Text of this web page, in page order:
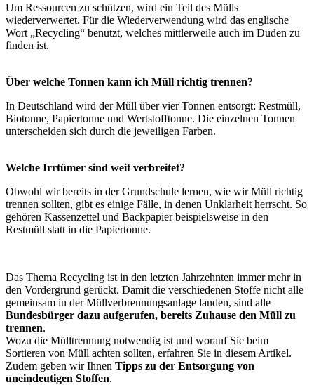
Um Ressourcen zu schützen, wird ein Teil des Mülls
wiederverwertet. Für die Wiederverwendung wird das englische
Wort „Recycling“ benutzt, welches mittlerweile auch im Duden zu
finden ist.
Über welche Tonnen kann ich Müll richtig trennen?
In Deutschland wird der Müll über vier Tonnen entsorgt: Restmüll,
Biotonne, Papiertonne und Wertstofftonne. Die einzelnen Tonnen
unterscheiden sich durch die jeweiligen Farben.
Welche Irrtümer sind weit verbreitet?
Obwohl wir bereits in der Grundschule lernen, wie wir Müll richtig
trennen sollten, gibt es einige Fälle, in denen Unklarheit herrscht. So
gehören Kassenzettel und Backpapier beispielsweise in den
Restmüll statt in die Papiertonne.
Das Thema Recycling ist in den letzten Jahrzehnten immer mehr in
den Vordergrund gerückt. Damit die verschiedenen Stoffe nicht alle
gemeinsam in der Müllverbrennungsanlage landen, sind alle
Bundesbürger dazu aufgerufen, bereits Zuhause den Müll zu
trennen.
Wozu die Mülltrennung notwendig ist und worauf Sie beim
Sortieren von Müll achten sollten, erfahren Sie in diesem Artikel.
Zudem geben wir Ihnen Tipps zu der Entsorgung von
uneindeutigen Stoffen.